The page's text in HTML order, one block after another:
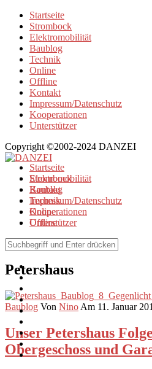
Startseite
Strombock
Elektromobilität
Baublog
Technik
Online
Offline
Kontakt
Impressum/Datenschutz
Kooperationen
Unterstützer
Copyright ©2002-2024 DANZEI
Startseite
Strombock
Kontakt
Impressum/Datenschutz
Kooperationen
Unterstützer
Elektromobilität
Baublog
Technik
Online
Offline
Browse Tag
Petershaus
Baublog Von Nino Am 11. Januar
Unser Petershaus
Obergeschoss und